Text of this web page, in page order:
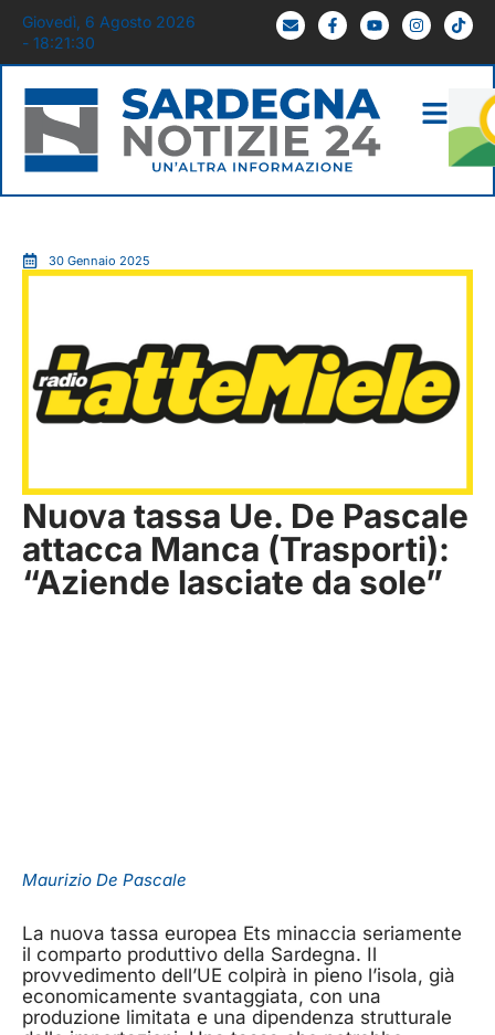
Giovedì, 6 Agosto 2026
- 18:21:31
30 Gennaio 2025
Nuova tassa Ue. De Pascale
attacca Manca (Trasporti):
“Aziende lasciate da sole”
Maurizio De Pascale
La nuova tassa europea Ets minaccia seriamente
il comparto produttivo della Sardegna. Il
provvedimento dell’UE colpirà in pieno l’isola, già
economicamente svantaggiata, con una
produzione limitata e una dipendenza strutturale